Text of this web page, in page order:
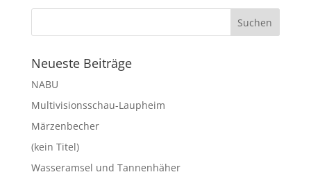
Neueste Beiträge
NABU
Multivisionsschau-Laupheim
Märzenbecher
(kein Titel)
Wasseramsel und Tannenhäher